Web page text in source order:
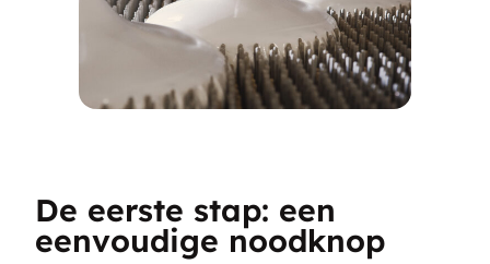
De eerste stap: een
eenvoudige noodknop